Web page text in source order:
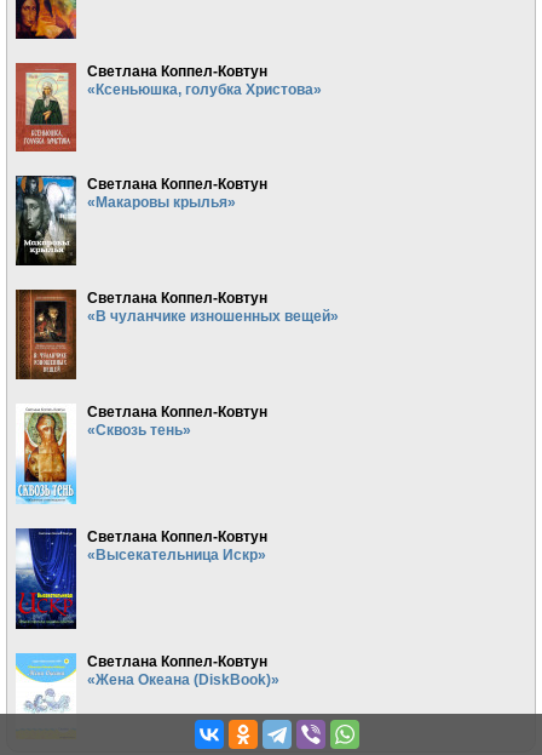
Светлана Коппел-Ковтун
«Ксеньюшка, голубка Христова»
Светлана Коппел-Ковтун
«Макаровы крылья»
Светлана Коппел-Ковтун
«В чуланчике изношенных вещей»
Светлана Коппел-Ковтун
«Сквозь тень»
Светлана Коппел-Ковтун
«Высекательница Искр»
Светлана Коппел-Ковтун
«Жена Океана (DiskBook)»